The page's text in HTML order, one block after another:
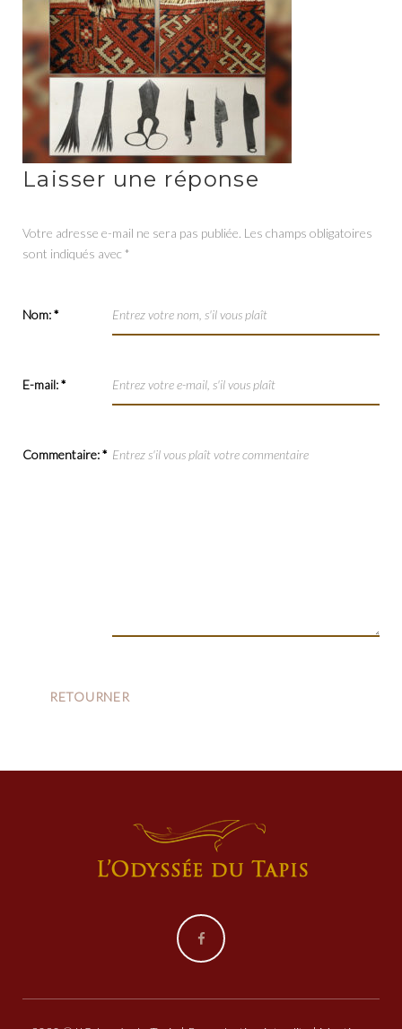
odyssée-
3
Laisser une réponse
Votre adresse e-mail ne sera pas publiée. Les champs obligatoires
sont indiqués avec *
Nom:*
E-mail:*
Commentaire:*